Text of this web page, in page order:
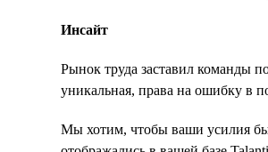
Инсайт
Рынок труда заставил команды
уникальная, права на ошибку в
Мы хотим, чтобы ваши усилия